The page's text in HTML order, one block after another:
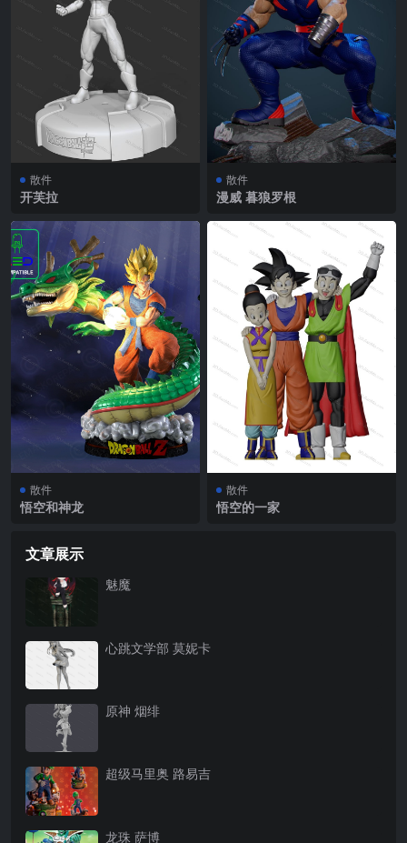
散件
开芙拉
散件
漫威 暮狼罗根
散件
悟空和神龙
散件
悟空的一家
文章展示
魅魔
心跳文学部 莫妮卡
原神 烟绯
超级马里奥 路易吉
龙珠 萨博